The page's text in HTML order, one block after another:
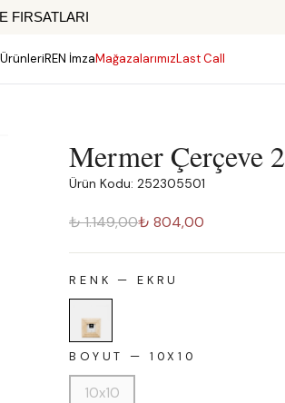
FIRSATLARI
REN İmzaMağazalarımızLast Call
Mermer Çerçeve 2
Ürün Kodu: 252305501
₺ 1.149,00₺ 804,00
RENK — EKRU
BOYUT — 10X10
10x10